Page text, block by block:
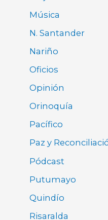
Música
N. Santander
Nariño
Oficios
Opinión
Orinoquía
Pacífico
Paz y
Pódcast
Putumayo
Quindío
Risaralda